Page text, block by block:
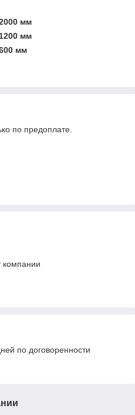
мм
1200 мм
мм
по предоплате.
компании
по договоренности